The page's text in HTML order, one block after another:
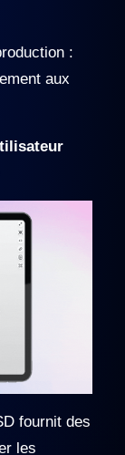
:
aux
fournit des
les